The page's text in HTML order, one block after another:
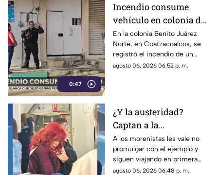
0:47
Incendio consume
vehículo en colonia de
Coatzacoalcos (+VIDEO)
En la colonia Benito Juárez
Norte, en Coatzacoalcos, se
registró el incendio de un
vehículo, lo que movilizó a
agosto 06, 2026 06:52 p. m.
¿Y la austeridad?
Captan a la
gobernadora Layda
Sansores viajando en
primera clase a Madrid
A los morenistas les vale no
promulgar con el ejemplo y
siguen viajando en primera
clase a otros países.
agosto 06, 2026 06:48 p. m.